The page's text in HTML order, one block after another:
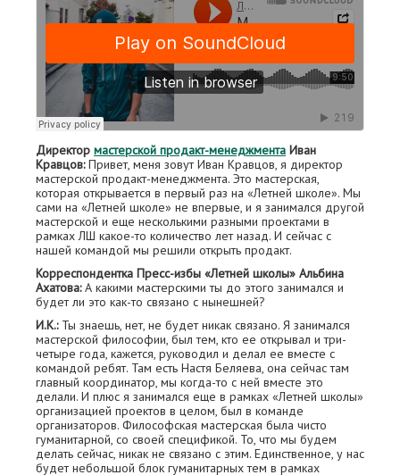
Директор мастерской продакт-менеджмента Иван
Кравцов:Привет, меня зовут Иван Кравцов, я директор
мастерской продакт-менеджмента. Это мастерская,
которая открывается в первый раз на «Летней школе». Мы
сами на «Летней школе» не впервые, и я занимался другой
мастерской и еще несколькими разными проектами в
рамках ЛШ какое-то количество лет назад. И сейчас с
нашей командой мы решили открыть продакт.
Корреспондентка Пресс-избы «Летней школы» Альбина
Ахатова:А какими мастерскими ты до этого занимался и
будет ли это как-то связано с нынешней?
И.К.:Ты знаешь, нет, не будет никак связано. Я занимался
мастерской философии, был тем, кто ее открывал и три-
четыре года, кажется, руководил и делал ее вместе с
командой ребят. Там есть Настя Беляева, она сейчас там
главный координатор, мы когда-то с ней вместе это
делали. И плюс я занимался еще в рамках «Летней школы»
организацией проектов в целом, был в команде
организаторов. Философская мастерская была чисто
гуманитарной, со своей спецификой. То, что мы будем
делать сейчас, никак не связано с этим. Единственное, у нас
будет небольшой блок гуманитарных тем в рамках